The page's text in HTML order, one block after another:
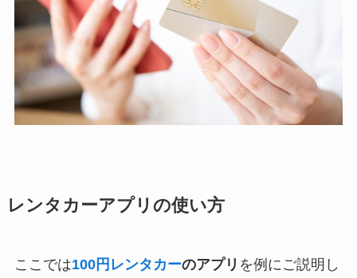
レンタカーアプリの使い方
ここでは100円レンタカーのアプリ を例にご説明し